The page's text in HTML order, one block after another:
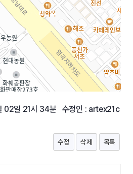
02일 21시 34분 수정인 : artex21c
수정 삭제 목록